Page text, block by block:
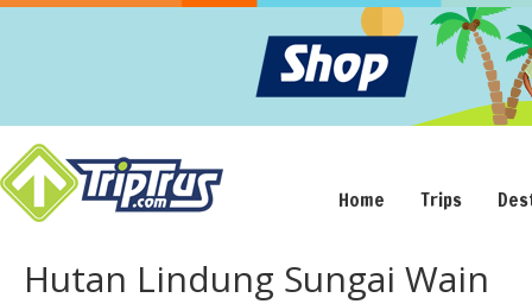
Home Trips
Hutan Lindung Sungai Wain